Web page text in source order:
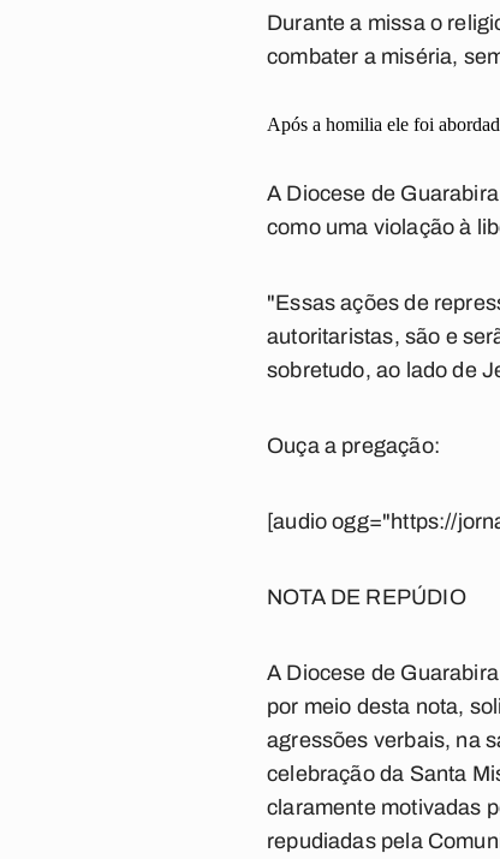
Durante a missa o
combater a miséria,
Após a homilia ele foi
A Diocese de
como uma violação à
"Essas ações de
autoritaristas, são e
sobretudo, ao lado de
Ouça a pregação:
[audio ogg="https://
NOTA DE REPÚDIO
A Diocese de
por meio desta nota,
agressões verbais, na
celebração da Santa
claramente motivadas
repudiadas pela